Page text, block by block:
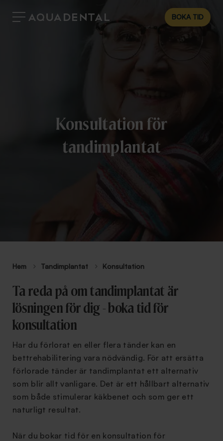
BOKA TID
Konsultation för
tandimplantat
Hem Tandimplantat Konsultation
Ta reda på om tandimplantat är
lösningen för dig - boka tid för
konsultation
Har du förlorat en eller flera tänder kan en
bettrehabilitering vara nödvändig. För att ersätta
förlorade tänder är tandimplantat ett alternativ
som blir allt vanligare. Det är ett hållbart alternativ
som både stimulerar käkbenet och som ger ett
naturligt resultat.
När du bokar tid för en konsultation för